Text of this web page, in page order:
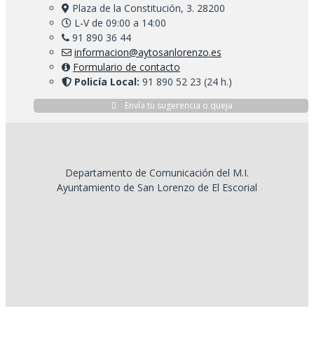
Plaza de la Constitución, 3. 28200
L-V de 09:00 a 14:00
91 890 36 44
informacion@aytosanlorenzo.es
Formulario de contacto
Policía Local: 91 890 52 23 (24 h.)
Envía tu sugerencia o queja
Departamento de Comunicación del M.I.
Ayuntamiento de San Lorenzo de El Escorial